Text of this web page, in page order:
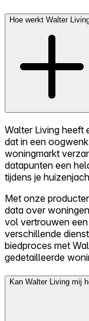
Hoe werkt Walter
Walter Living heeft
dat in een
woningmarkt
datapunten een
tijdens je
Met onze
data over
vol vertrouwen
verschillende
biedproces met
gedetailleerde
Kan Walter Living mij